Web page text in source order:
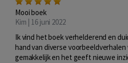
Mooi boek
Kim | 16 juni 2022
Ik vind het boek verhelderend en
hand van diverse
gemakkelijk en het geeft nieuwe